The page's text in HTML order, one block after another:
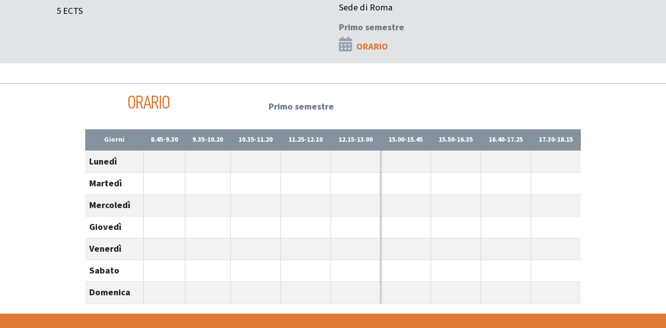
5 ECTS
Sede di Roma
Primo semestre
ORARIO
ORARIO Primo semestre
Giorni 8.45-9.30 9.35-10.20 10.35-11.20 11.25-12.10 12.15-13.00 15.00-15.45 15.50-16.35 16.40-17.25 17.30-18.15
Lunedì
Martedì
Mercoledì
Giovedì
Venerdì
Sabato
Domenica